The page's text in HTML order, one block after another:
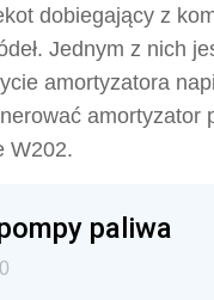
dobiegający z
Jednym z nich
amortyzatora
amortyzator
W202.
paliwa